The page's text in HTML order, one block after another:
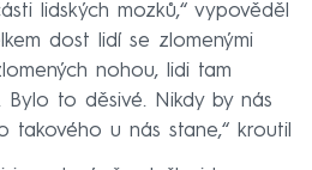
lidských mozků,“ vypověděl
dost lidí se zlomenými
nohou, lidi tam
Bylo to děsivé. Nikdy by nás
takového u nás stane,“ kroutil